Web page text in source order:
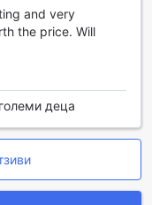
си
и удобна
на вашето
комфорта на
на барбекюто,
за
приятели и
and very
the price. Will
деца